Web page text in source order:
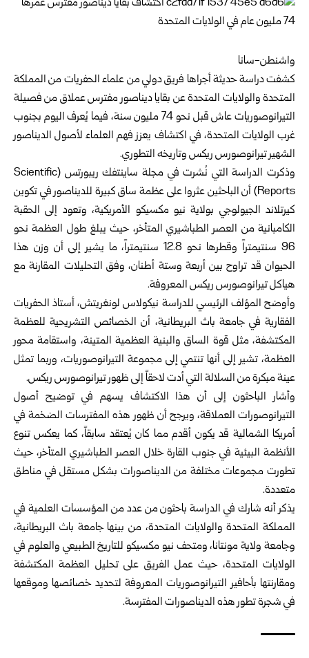
واشنطن-سانا
كشفت دراسة حديثة أجراها فريق دولي من علماء الحفريات من المملكة
المتحدة والولايات المتحدة عن بقايا ديناصور مفترس عملاق من فصيلة
التيرانوصوريات عاش قبل نحو 74 مليون سنة، فيما يُعرف اليوم بجنوب
غرب الولايات المتحدة، في اكتشاف يعزز فهم العلماء لأصول الديناصور
الشهير تيرانوصورس ريكس وتاريخه التطوري.
وذكرت الدراسة التي نُشرت في مجلة ساينتفك ريبورتس (Scientific
Reports) أن الباحثين عثروا على عظمة ساق كبيرة للديناصور في تكوين
كيرتلاند الجيولوجي بولاية نيو مكسيكو الأمريكية، وتعود إلى الحقبة
الكامبانية من العصر الطباشيري المتأخر، حيث يبلغ طول العظمة نحو
96 سنتيمتراً وقطرها نحو 12.8 سنتيمتراً، ما يشير إلى أن وزن هذا
الحيوان قد تراوح بين أربعة وستة أطنان، وفق التحليلات المقارنة مع
هياكل تيرانوصورس ريكس المعروفة.
وأوضح المؤلف الرئيسي للدراسة نيكولاس لونغريتش، أستاذ الحفريات
الفقارية في جامعة باث البريطانية، أن الخصائص التشريحية للعظمة
المكتشفة، مثل قوة الساق والبنية العظمية المتينة، واستقامة محور
العظمة، تشير إلى أنها تنتمي إلى مجموعة التيرانوصوريات، وربما تمثل
عينة مبكرة من السلالة التي أدت لاحقاً إلى ظهور تيرانوصورس ريكس.
وأشار الباحثون إلى أن هذا الاكتشاف يسهم في توضيح أصول
التيرانوصورات العملاقة، ويرجح أن ظهور هذه المفترسات الضخمة في
أمريكا الشمالية قد يكون أقدم مما كان يُعتقد سابقاً، كما يعكس تنوع
الأنظمة البيئية في جنوب القارة خلال العصر الطباشيري المتأخر، حيث
تطورت مجموعات مختلفة من الديناصورات بشكل مستقل في مناطق
متعددة.
يذكر أنه شارك في الدراسة باحثون من عدد من المؤسسات العلمية في
المملكة المتحدة والولايات المتحدة، من بينها جامعة باث البريطانية،
وجامعة ولاية مونتانا، ومتحف نيو مكسيكو للتاريخ الطبيعي والعلوم في
الولايات المتحدة، حيث عمل الفريق على تحليل العظمة المكتشفة
ومقارنتها بأحافير التيرانوصوريات المعروفة لتحديد خصائصها وموقعها
في شجرة تطور هذه الديناصورات المفترسة.